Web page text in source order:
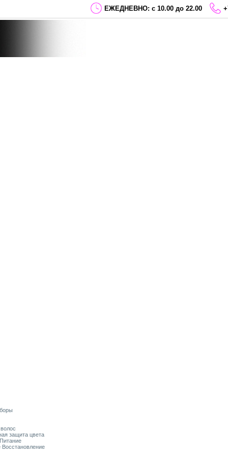
ЕЖЕДНЕВНО: с 10.00 до 22.00
защита цвета
Восстановление